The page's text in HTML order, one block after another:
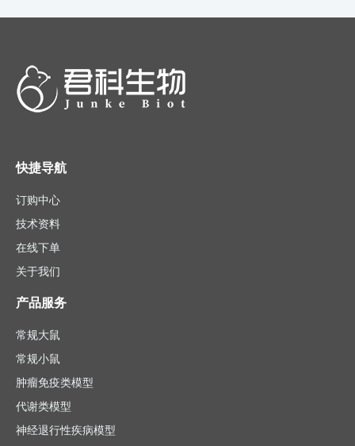
快捷导航
订购中心
技术资料
在线下单
关于我们
产品服务
常规大鼠
常规小鼠
肿瘤免疫类模型
代谢类模型
神经退行性疾病模型